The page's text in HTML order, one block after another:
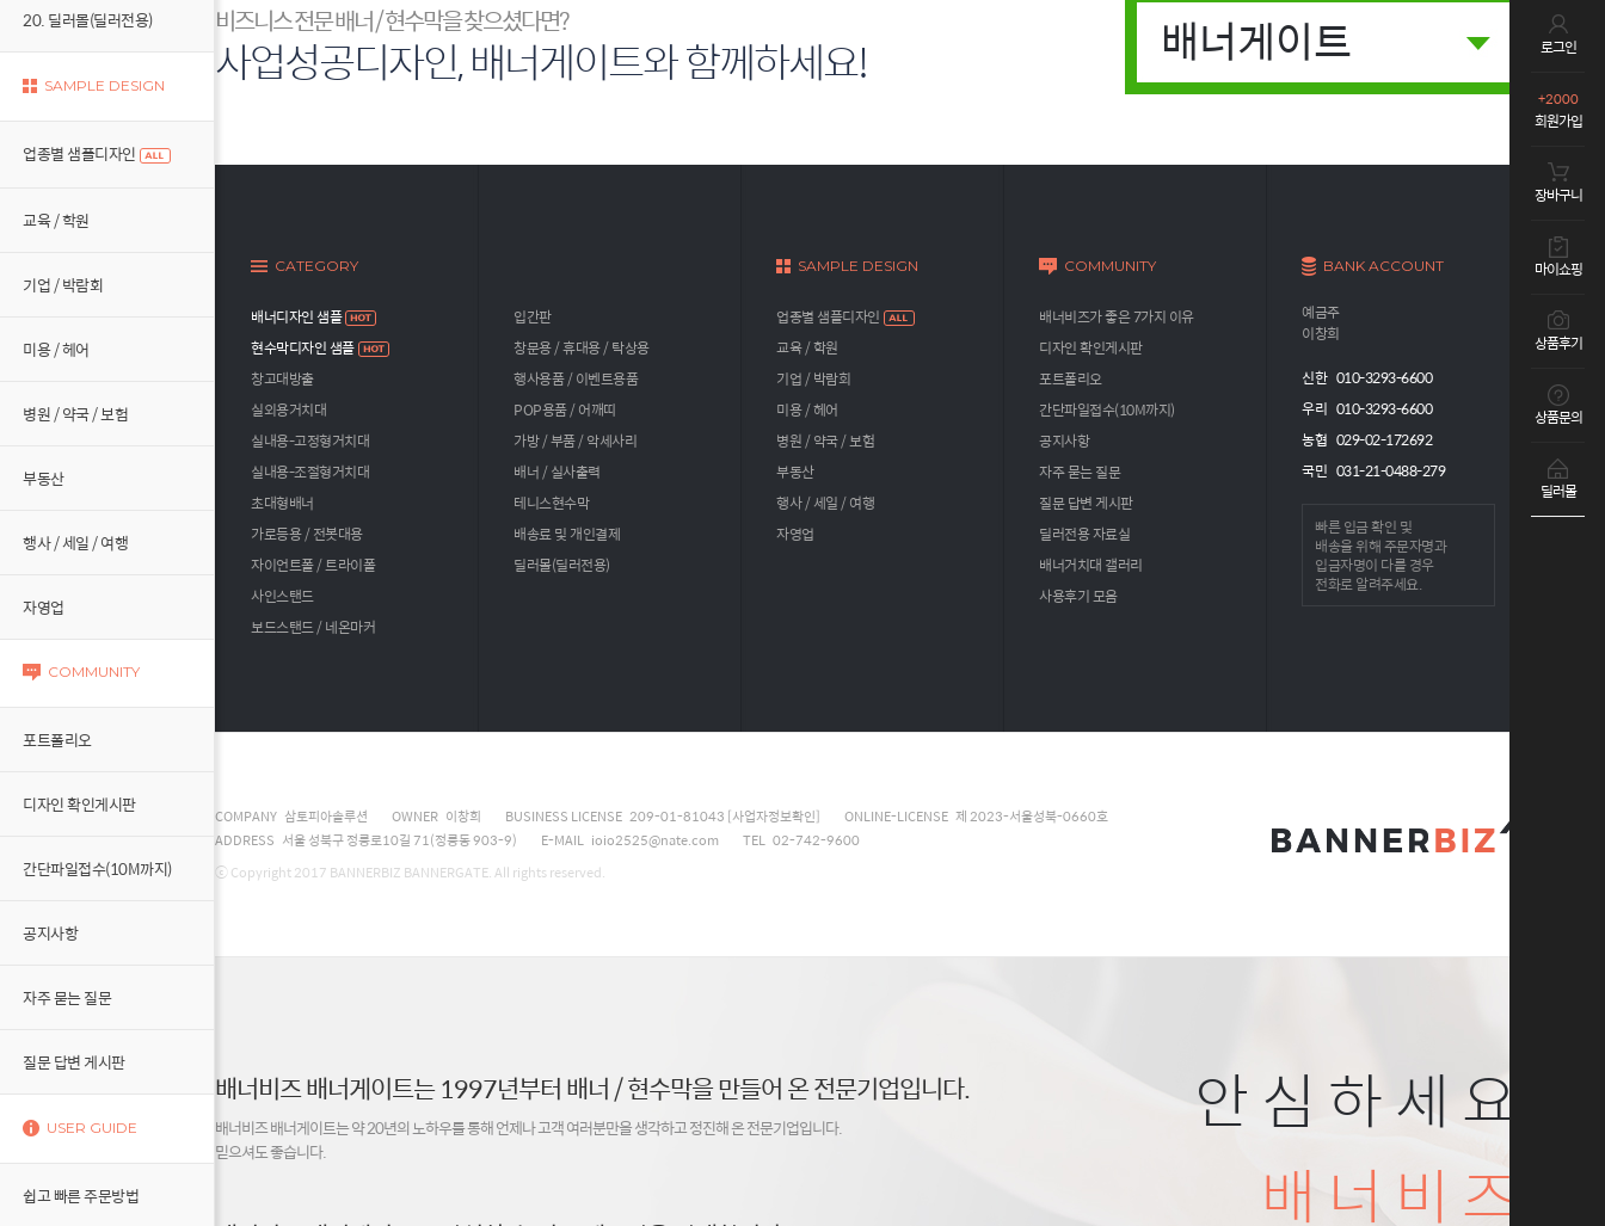
로그인
+2000
회원가입
장바구니
마이쇼핑
상품후기
상품문의
딜러몰
20. 딜러몰(딜러전용)
SAMPLE DESIGN
업종별 샘플디자인
교육 / 학원
기업 / 박람회
미용 / 헤어
병원 / 약국 / 보험
부동산
행사 / 세일 / 여행
자영업
COMMUNITY
포트폴리오
디자인 확인게시판
간단파일접수(10M까지)
공지사항
자주 묻는 질문
질문 답변 게시판
USER GUIDE
쉽고 빠른 주문방법
비즈니스 전문 배너 / 현수막을 찾으셨다면?
사업성공디자인, 배너게이트와 함께하세요! 배너게이트
CATEGORY
배너디자인 샘플
현수막디자인 샘플
창고대방출
실외용거치대
실내용-고정형거치대
실내용-조절형거치대
초대형배너
가로등용 / 전봇대용
자이언트폴 / 트라이폴
사인스탠드
보드스탠드 / 네온마커
입간판
창문용 / 휴대용 / 탁상용
행사용품 / 이벤트용품
POP용품 / 어깨띠
가방 / 부품 / 악세사리
배너 / 실사출력
테니스현수막
배송료 및 개인결제
딜러몰(딜러전용)
SAMPLE DESIGN
업종별 샘플디자인
교육 / 학원
기업 / 박람회
미용 / 헤어
병원 / 약국 / 보험
부동산
행사 / 세일 / 여행
자영업
COMMUNITY
배너비즈가 좋은 7가지 이유
디자인 확인게시판
포트폴리오
간단파일접수(10M까지)
공지사항
자주 묻는 질문
질문 답변 게시판
딜러전용 자료실
배너거치대 갤러리
사용후기 모음
BANK ACCOUNT
예금주
이창희
신한 010-3293-6600
우리 010-3293-6600
농협 029-02-172692
국민 031-21-0488-279
빠른 입금 확인 및
배송을 위해주문자명과
입금자명이 다를 경우
전화로 알려주세요.
COMPANY 삼토피아솔루션 OWNER 이창희 BUSINESS LICENSE 209-01-81043 [사업자정보확인]
ONLINE-LICENSE 제 2023-서울성북-0660호
ADDRESS 서울 성북구 정릉로10길 71(정릉동 903-9)
E-MAIL ioio2525@nate.com
TEL 02-742-9600
ⓒ Copyright 2017 BANNERBIZ BANNERGATE. All rights reserved.
안심하세요
배너비즈
배너비즈 배너게이트는 1997년부터 배너 / 현수막을 만들어 온 전문기업입니다.
배너비즈 배너게이트는 약 20년의 노하우를 통해 언제나 고객 여러분만을 생각하고 정진해 온 전문기업입니다.
믿으셔도 좋습니다.